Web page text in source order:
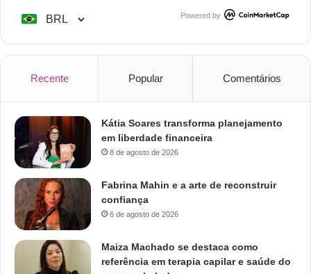
Powered by
Recente Popular Comentários
Kátia Soares transforma planejamento
em liberdade financeira
8 de agosto de 2026
Fabrina Mahin e a arte de reconstruir
confiança
6 de agosto de 2026
Maiza Machado se destaca como
referência em terapia capilar e saúde do